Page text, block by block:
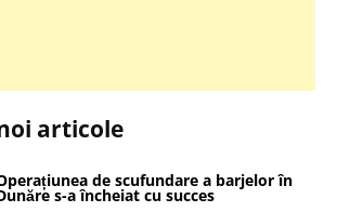
articole
de scufundare a barjelor în
s-a încheiat cu succes